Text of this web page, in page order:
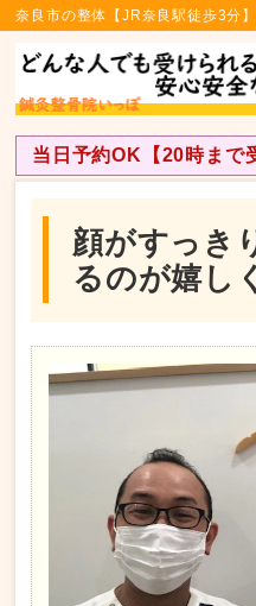
奈良市の整体【JR奈良駅徒歩3分
当日予約OK【20時まで
顔がすっき
るのが嬉し